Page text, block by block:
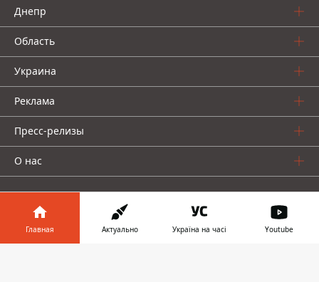
Днепр
Область
Украина
Реклама
Пресс-релизы
О нас
Главная Актуально Україна на часі Youtube